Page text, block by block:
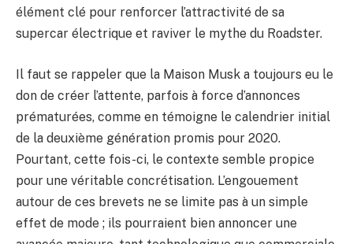
élément clé pour renforcer l’attractivité de sa
supercar électrique et raviver le mythe du Roadster.
Il faut se rappeler que la Maison Musk a toujours eu le
don de créer l’attente, parfois à force d’annonces
prématurées, comme en témoigne le calendrier initial
de la deuxième génération promis pour 2020.
Pourtant, cette fois-ci, le contexte semble propice
pour une véritable concrétisation. L’engouement
autour de ces brevets ne se limite pas à un simple
effet de mode ; ils pourraient bien annoncer une